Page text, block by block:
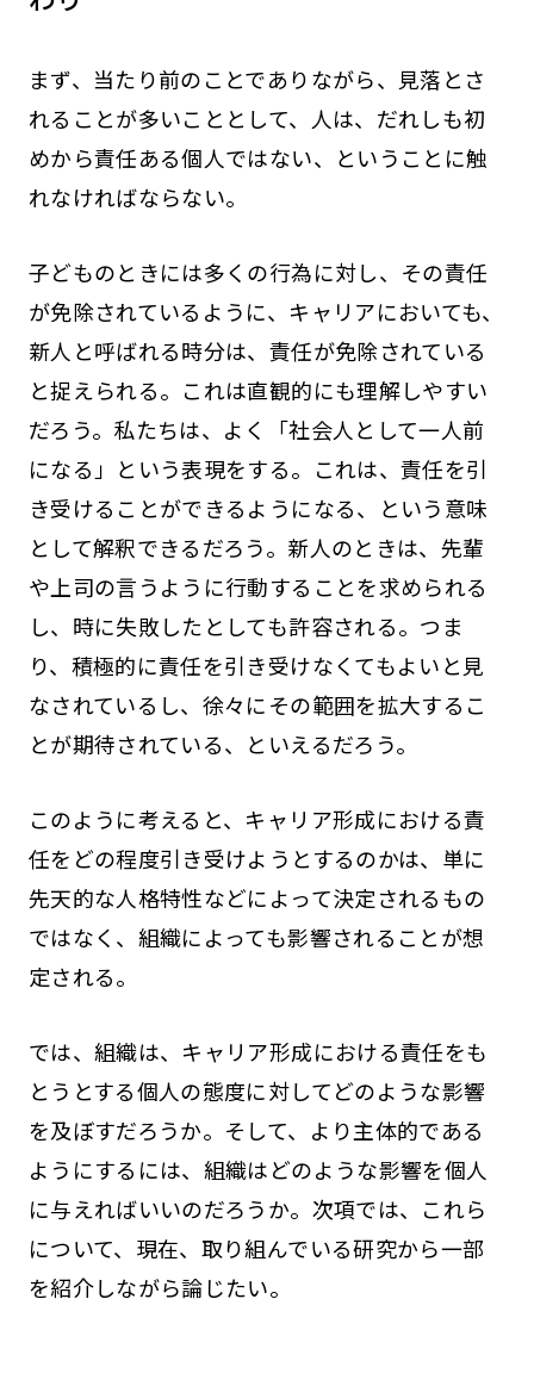
まず、当たり前のことでありながら、見落とさ
れることが多いこととして、人は、だれしも初
めから責任ある個人ではない、ということに触
れなければならない。
子どものときには多くの行為に対し、その責任
が免除されているように、キャリアにおいても、
新人と呼ばれる時分は、責任が免除されている
と捉えられる。これは直観的にも理解しやすい
だろう。私たちは、よく「社会人として一人前
になる」という表現をする。これは、責任を引
き受けることができるようになる、という意味
として解釈できるだろう。新人のときは、先輩
や上司の言うように行動することを求められる
し、時に失敗したとしても許容される。つま
り、積極的に責任を引き受けなくてもよいと見
なされているし、徐々にその範囲を拡大するこ
とが期待されている、といえるだろう。
このように考えると、キャリア形成における責
任をどの程度引き受けようとするのかは、単に
先天的な人格特性などによって決定されるもの
ではなく、組織によっても影響されることが想
定される。
では、組織は、キャリア形成における責任をも
とうとする個人の態度に対してどのような影響
を及ぼすだろうか。そして、より主体的である
ようにするには、組織はどのような影響を個人
に与えればいいのだろうか。次項では、これら
について、現在、取り組んでいる研究から一部
を紹介しながら論じたい。